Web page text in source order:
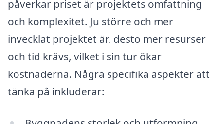
påverkar priset är projektets omfattning
och komplexitet. Ju större och mer
invecklat projektet är, desto mer resurser
och tid krävs, vilket i sin tur ökar
kostnaderna. Några specifika aspekter att
tänka på inkluderar: